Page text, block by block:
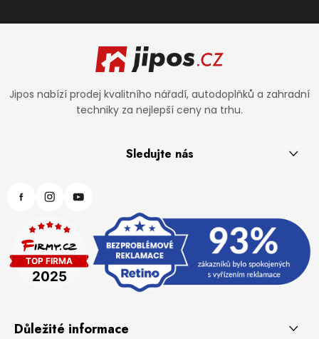
Zápatí
Jipos nabízí prodej kvalitního nářadí, autodoplňků a zahradní
techniky za nejlepší ceny na trhu.
Sledujte nás
Důležité informace